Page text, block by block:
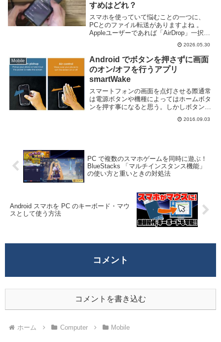
すめはどれ？
スマホを使っていて悩むことの一つに、
PCとのファイル転送がありますよね 。
Appleユーザーであれば「AirDrop」一択で
迷いませんが、WindowsとAndroidは開発
元が異なることもあり、「絶対にコレ！」
と言い切れる標準の方法があ...
2026.05.30
Mobile
Android でボタンを押さずに画面
のオン/オフを行うアプリ
smartWake
スマートフォンの画面を点灯させる際通常
は電源ボタンや機種によってはホームボタ
ンを押す事になると思う。しかしボタンの
理ボタンは故障すると厄介なパーツでもあ
2016.09.03
PC で複数のスマホゲームを同時に遊ぶ！
BlueStacks 「マルチインスタンス機能」
の使い方と重いときの対処法
Android スマホを PC のキーボード・マウ
スとして使う方法
コメント
コメントを書き込む
ホーム Computer Mobile